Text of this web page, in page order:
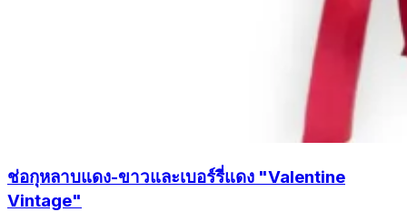
ช่อกุหลาบแดง-ขาวและเบอร์รี่แดง "Valentine
Vintage"